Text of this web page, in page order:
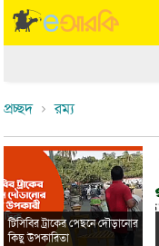
প্রচ্ছদ রম্য
টিসিবির ট্রাকের পেছনে দৌড়ানোর
কিছু উপকারিতা